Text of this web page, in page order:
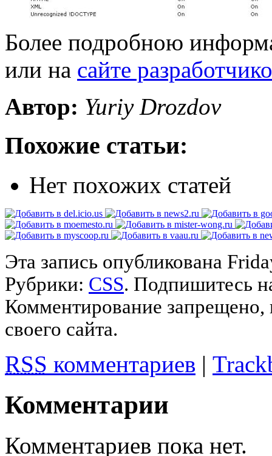
Более подробною
или на сайте
Автор: Yuriy Drozdov
Похожие статьи:
Нет похожих статей
Эта запись опубликована
Рубрики: CSS. Подпишитесь
Комментирование
своего сайта.
RSS комментариев |
Комментарии
Комментариев пока нет.